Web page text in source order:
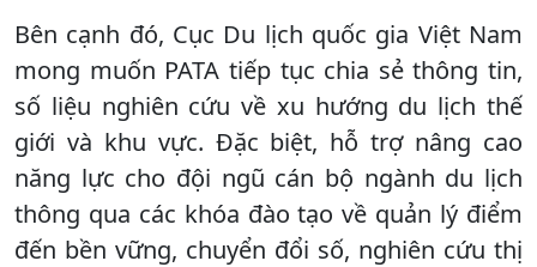
Bên cạnh đó, Cục Du lịch quốc gia Việt Nam
mong muốn PATA tiếp tục chia sẻ thông tin,
số liệu nghiên cứu về xu hướng du lịch thế
giới và khu vực. Đặc biệt, hỗ trợ nâng cao
năng lực cho đội ngũ cán bộ ngành du lịch
thông qua các khóa đào tạo về quản lý điểm
đến bền vững, chuyển đổi số, nghiên cứu thị